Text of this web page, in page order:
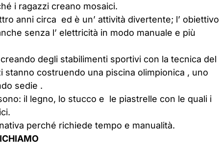
i ragazzi creano mosaici.
anni circa ed è un’ attività divertente; l’ obiettivo
senza l’ elettricità in modo manuale e più
degli stabilimenti sportivi con la tecnica del
stanno costruendo una piscina olimpionica , uno
sedie .
il legno, lo stucco e le piastrelle con le quali i
perché richiede tempo e manualità.